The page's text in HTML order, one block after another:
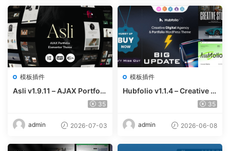
模板插件
Asli v1.9.11 – AJAX Portfoli
o Elementor WordPress Th
35
admin 2026-07-03
模板插件
Hubfolio v1.1.4 – Creative P
ortfolio & Digital Agency W
e
35
admin 2026-06-08